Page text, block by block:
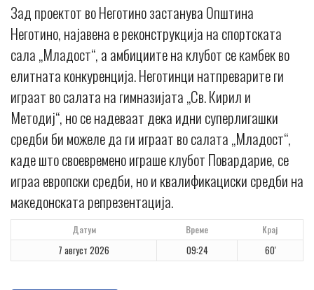
Зад проектот во Неготино застанува Општина
Неготино, најавена е реконструкција на спортската
сала „Младост“, а амбициите на клубот се камбек во
елитната конкуренција. Неготинци натпреварите ги
играат во салата на гимназијата „Св. Кирил и
Методиј“, но се надеваат дека идни суперлигашки
средби би можеле да ги играат во салата „Младост“,
каде што своевремено играше клубот Повардарие, се
играа европски средби, но и квалификациски средби на
македонската репрезентација.
Датум Време Крај
7 август 2026 09:24 60'